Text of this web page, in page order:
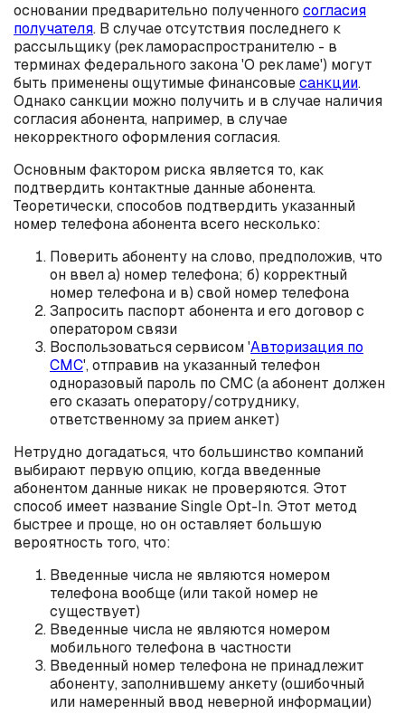
основании предварительно полученного согласия
получателя. В случае отсутствия последнего к
рассыльщику (рекламораспространителю - в
терминах федерального закона 'О рекламе') могут
быть применены ощутимые финансовыесанкции.
Однако санкции можно получить и в случае наличия
согласия абонента, например, в случае
некорректного оформления согласия.
Основным фактором риска является то, как
подтвердить контактные данные абонента.
Теоретически, способов подтвердить указанный
номер телефона абонента всего несколько:
Поверить абоненту на слово, предположив, что
он ввел а) номер телефона; б) корректный
номер телефона и в) свой номер телефона
Запросить паспорт абонента и его договор с
оператором связи
Воспользоваться сервисом 'Авторизация по
СМС', отправив на указанный телефон
одноразовый пароль по СМС (а абонент должен
его сказать оператору/сотруднику,
ответственному за прием анкет)
Нетрудно догадаться, что большинство компаний
выбирают первую опцию, когда введенные
абонентом данные никак не проверяются. Этот
способ имеет название Single Opt-In. Этот метод
быстрее и проще, но он оставляет большую
вероятность того, что:
Введенные числа не являются номером
телефона вообще (или такой номер не
существует)
Введенные числа не являются номером
мобильного телефона в частности
Введенный номер телефона не принадлежит
абоненту, заполнившему анкету (ошибочный
или намеренный ввод неверной информации)